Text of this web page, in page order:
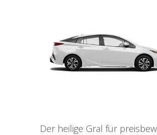
Der heilige Gral für